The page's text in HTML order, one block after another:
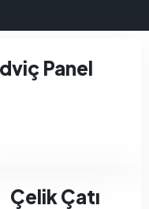
Panel
Çelik Çatı